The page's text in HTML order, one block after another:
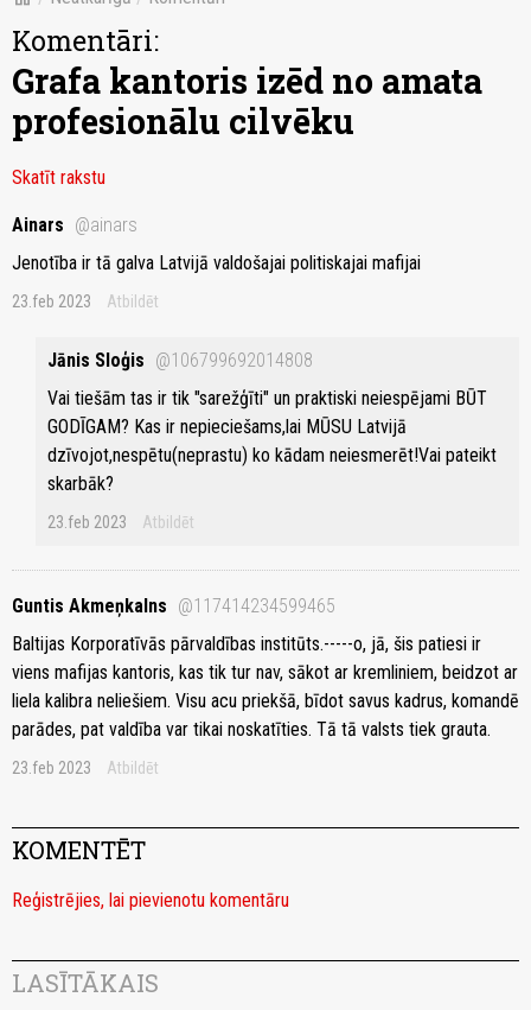
Komentāri:
Grafa kantoris izēd no amata
profesionālu cilvēku
Skatīt rakstu
Ainars @ainars
Jenotība ir tā galva Latvijā valdošajai politiskajai mafijai
23.feb 2023 Atbildēt
Jānis Sloģis @106799692014808
Vai tiešām tas ir tik "sarežģīti" un praktiski neiespējami BŪT
GODĪGAM? Kas ir nepieciešams,lai MŪSU Latvijā
dzīvojot,nespētu(neprastu) ko kādam neiesmerēt!Vai pateikt
skarbāk?
23.feb 2023 Atbildēt
Guntis Akmeņkalns @117414234599465
Baltijas Korporatīvās pārvaldības institūts.-----o, jā, šis patiesi ir
viens mafijas kantoris, kas tik tur nav, sākot ar kremliniem, beidzot ar
liela kalibra neliešiem. Visu acu priekšā, bīdot savus kadrus, komandē
parādes, pat valdība var tikai noskatīties. Tā tā valsts tiek grauta.
23.feb 2023 Atbildēt
KOMENTĒT
Reģistrējies, lai pievienotu komentāru
LASĪTĀKAIS